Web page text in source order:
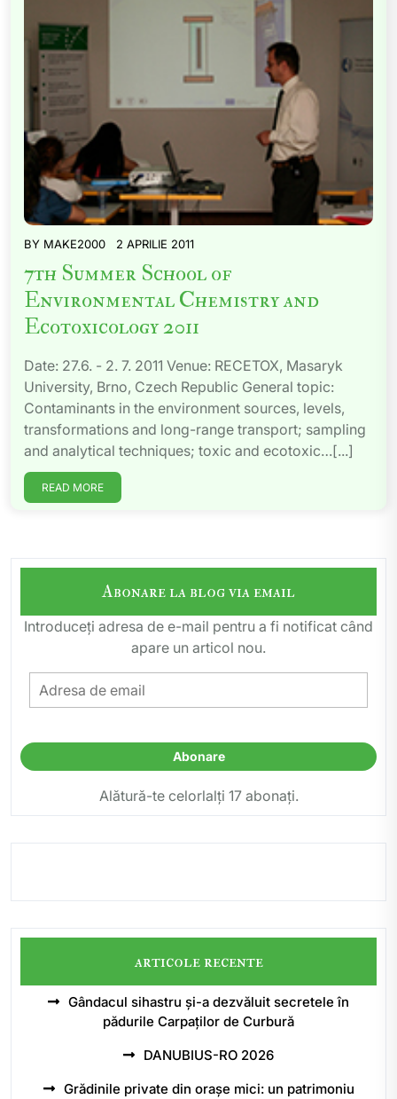
BY MAKE2000 2 APRILIE 2011
7th Summer School of
Environmental Chemistry and
Ecotoxicology 2011
Date: 27.6. - 2. 7. 2011 Venue: RECETOX, Masaryk
University, Brno, Czech Republic General topic:
Contaminants in the environment sources, levels,
transformations and long-range transport; sampling
and analytical techniques; toxic and ecotoxic…[...]
READ MORE
Abonare la blog via email
Introduceți adresa de e-mail pentru a fi notificat când
apare un articol nou.
Adresa
de
Abonare
Alătură-te celorlalți 17 abonați.
articole recente
Gândacul sihastru și-a dezvăluit secretele în
pădurile Carpaților de Curbură
DANUBIUS-RO 2026
Grădinile private din orașe mici: un patrimoniu